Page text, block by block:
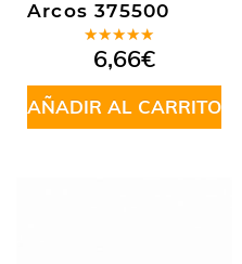
Arcos 375500
Valorado
en5.00de
5
6,66€
AÑADIR AL CARRITO